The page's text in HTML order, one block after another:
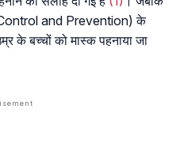
and Prevention) के
के बच्चों को मास्क पहनाया जा